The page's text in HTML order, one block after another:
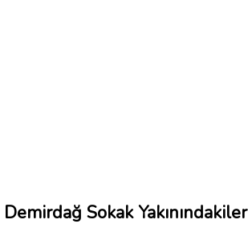
Demirdağ Sokak Yakınındakiler